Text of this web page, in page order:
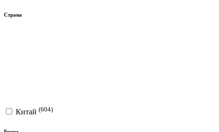
Страна
Китай (604)